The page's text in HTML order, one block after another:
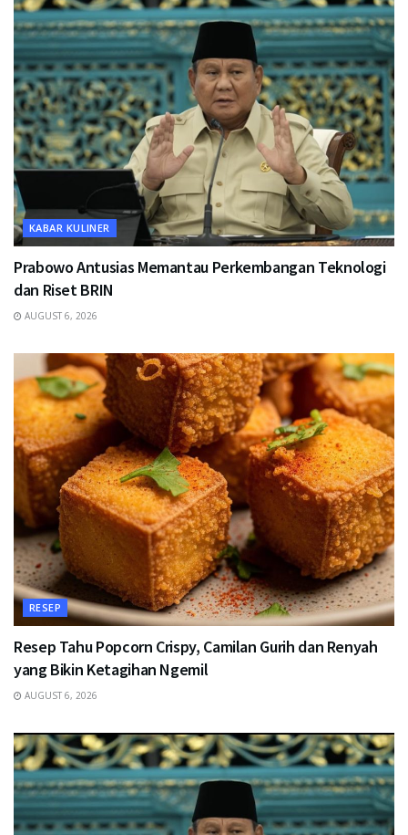
KABAR KULINER
Prabowo Antusias Memantau Perkembangan Teknologi
dan Riset BRIN
AUGUST 6, 2026
RESEP
Resep Tahu Popcorn Crispy, Camilan Gurih dan Renyah
yang Bikin Ketagihan Ngemil
AUGUST 6, 2026